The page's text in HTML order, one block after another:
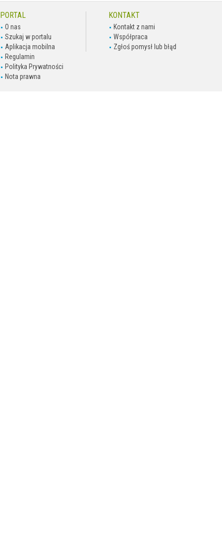
PORTAL
O nas
Szukaj w portalu
Aplikacja mobilna
Regulamin
Polityka Prywatności
Nota prawna
KONTAKT
Kontakt z nami
Współpraca
Zgłoś pomysł lub błąd